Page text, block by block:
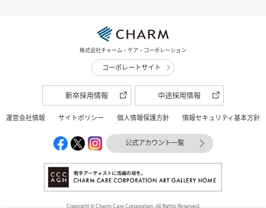
株式会社チャーム・ケア・コーポレーション
コーポレートサイト
新卒採用情報 中途採用情報
運営会社情報 サイトポリシー 個人情報保護方針 情報セキュリティ基本方針
公式アカウント一覧
Copyright © Charm Care Corporation. All Rights Reserved.